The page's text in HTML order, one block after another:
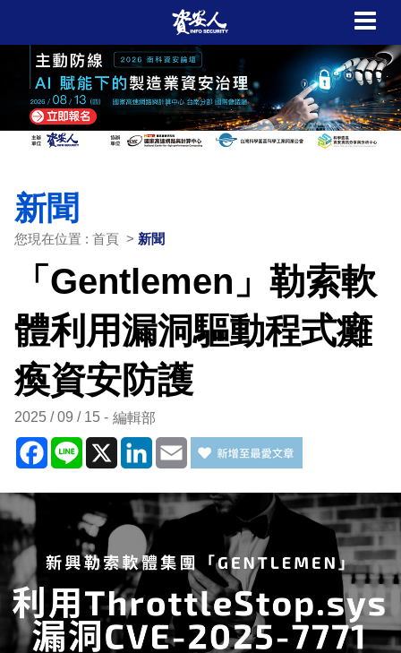
新聞
您現在位置 : 首頁 > 新聞
「Gentlemen」勒索軟
體利用漏洞驅動程式癱
瘓資安防護
2025 / 09 / 15 編輯部
Facebook
Line X LinkedIn
Email